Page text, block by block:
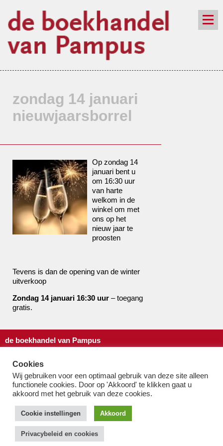
zondag 14 januari
nieuwjaarsborrel
Op zondag 14
januari bent u
om 16:30 uur
van harte
welkom in de
winkel om met
ons op het
nieuw jaar te
proosten
Tevens is dan de opening van de winter
uitverkoop
Zondag 14 januari 16:30 uur – toegang
gratis.
de boekhandel van Pampus
van Eesterenlaan 17
1019 JK Amsterdam
u appt ons 06 1544 8310
u belt ons 020 419 3023
Algemene Voorwaarden
Privacy-beleid & cookies
Cookies
Wij gebruiken voor een optimaal gebruik van deze site alleen
functionele cookies. Door op 'Akkoord' te klikken gaat u
akkoord met het gebruik van deze cookies.
Cookie instellingen Akkoord
Privacybeleid en cookies